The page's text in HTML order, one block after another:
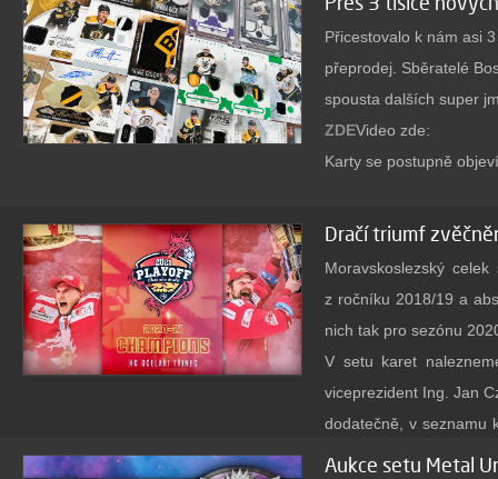
Posílejte kartónky
nepoužívají, tak jsme
kartónky.
Kartónky kolují dále a
kartónky nezničené
Přicestovalo k nám asi
přeprodej. Sběratelé
spousta dalších super
Video zde:
ZDE
Karty se postupně
Dračí triumf
Moravskoslezský
z ročníku 2018/19 a
nich tak pro sezónu
V setu karet
viceprezident Ing. Jan
dodatečně, v seznamu
Kamešova karta v
Aukce setu Metal